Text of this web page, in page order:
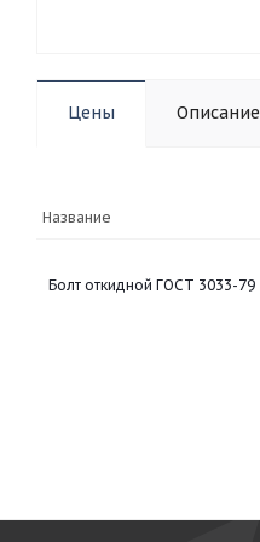
Цены Описание
Название
Болт откидной ГОСТ 3033-79